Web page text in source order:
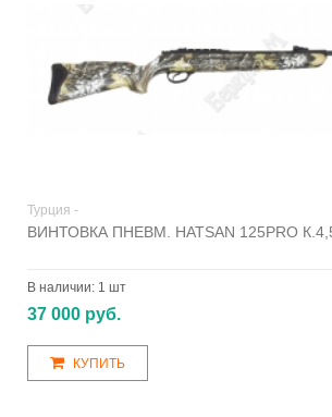
Турция -
ВИНТОВКА ПНЕВМ. HATSAN 125PRO
В наличии: 1 шт
37 000 руб.
КУПИТЬ